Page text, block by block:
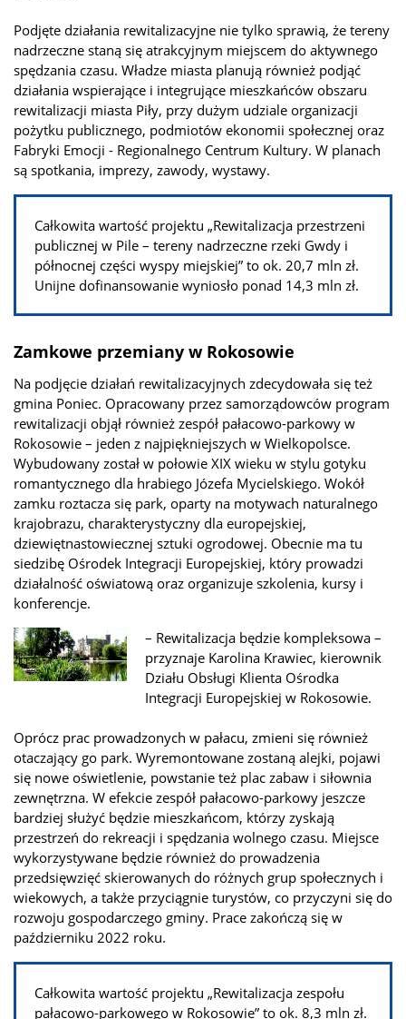
Podjęte działania rewitalizacyjne nie tylko sprawią, że tereny
nadrzeczne staną się atrakcyjnym miejscem do aktywnego
spędzania czasu. Władze miasta planują również podjąć
działania wspierające i integrujące mieszkańców obszaru
rewitalizacji miasta Piły, przy dużym udziale organizacji
pożytku publicznego, podmiotów ekonomii społecznej oraz
Fabryki Emocji - Regionalnego Centrum Kultury. W planach
są spotkania, imprezy, zawody, wystawy.
Całkowita wartość projektu „Rewitalizacja przestrzeni
publicznej w Pile – tereny nadrzeczne rzeki Gwdy i
północnej części wyspy miejskiej” to ok. 20,7 mln zł.
Unijne dofinansowanie wyniosło ponad 14,3 mln zł.
Zamkowe przemiany w Rokosowie
Na podjęcie działań rewitalizacyjnych zdecydowała się też
gmina Poniec. Opracowany przez samorządowców program
rewitalizacji objął również zespół pałacowo-parkowy w
Rokosowie – jeden z najpiękniejszych w Wielkopolsce.
Wybudowany został w połowie XIX wieku w stylu gotyku
romantycznego dla hrabiego Józefa Mycielskiego. Wokół
zamku roztacza się park, oparty na motywach naturalnego
krajobrazu, charakterystyczny dla europejskiej,
dziewiętnastowiecznej sztuki ogrodowej. Obecnie ma tu
siedzibę Ośrodek Integracji Europejskiej, który prowadzi
działalność oświatową oraz organizuje szkolenia, kursy i
konferencje.
– Rewitalizacja będzie kompleksowa –
przyznaje Karolina Krawiec, kierownik
Działu Obsługi Klienta Ośrodka
Integracji Europejskiej w Rokosowie.
Oprócz prac prowadzonych w pałacu, zmieni się również
otaczający go park. Wyremontowane zostaną alejki, pojawi
się nowe oświetlenie, powstanie też plac zabaw i siłownia
zewnętrzna. W efekcie zespół pałacowo-parkowy jeszcze
bardziej służyć będzie mieszkańcom, którzy zyskają
przestrzeń do rekreacji i spędzania wolnego czasu. Miejsce
wykorzystywane będzie również do prowadzenia
przedsięwzięć skierowanych do różnych grup społecznych i
wiekowych, a także przyciągnie turystów, co przyczyni się do
rozwoju gospodarczego gminy. Prace zakończą się w
październiku 2022 roku.
Całkowita wartość projektu „Rewitalizacja zespołu
pałacowo-parkowego w Rokosowie” to ok. 8,3 mln zł.